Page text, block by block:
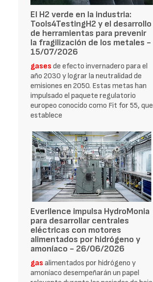
El H2 verde en la industria:
Tools4TestingH2 y el desarrollo
de herramientas para prevenir
la fragilización de los metales -
15/07/2026
gases de efecto invernadero para el
año 2030 y lograr la neutralidad de
emisiones en 2050. Estas metas han
impulsado el paquete regulatorio
europeo conocido como Fit for 55, que
establece
Everllence impulsa HydroMonia
para desarrollar centrales
eléctricas con motores
alimentados por hidrógeno y
amoníaco - 26/06/2026
gas alimentados por hidrógeno y
amoníaco desempeñarán un papel